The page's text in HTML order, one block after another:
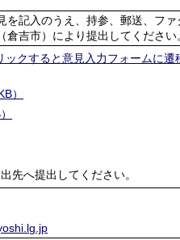
記入のうえ、持参、郵送、ファ
吉市）により提出してください
クすると意見入力フォームに遷
）
へ提出してください。